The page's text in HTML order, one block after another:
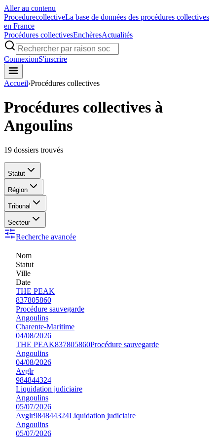
Aller au contenu
ProcedurecollectiveLa base de données des procédures collectives
en France
Procédures collectivesEnchèresActualités
ConnexionS'inscrire
Accueil›Procédures collectives
Procédures collectives à
Angoulins
19 dossiers trouvés
Statut
Région
Tribunal
Secteur
Recherche avancée
Nom
Statut
Ville
Date
THE PEAK
837805860
Procédure sauvegarde
Angoulins
Charente-Maritime
04/08/2026
THE PEAK837805860Procédure sauvegarde
Angoulins
04/08/2026
Avglr
984844324
Liquidation judiciaire
Angoulins
05/07/2026
Avglr984844324Liquidation judiciaire
Angoulins
05/07/2026